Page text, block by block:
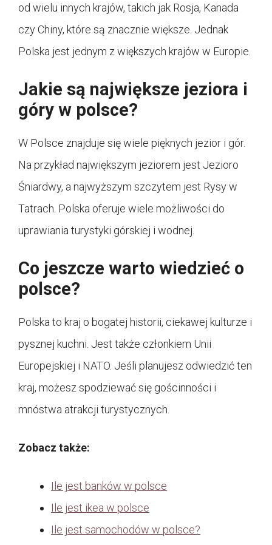
od wielu innych krajów, takich jak Rosja, Kanada
czy Chiny, które są znacznie większe. Jednak
Polska jest jednym z większych krajów w Europie.
Jakie są największe jeziora i
góry w polsce?
W Polsce znajduje się wiele pięknych jezior i gór.
Na przykład największym jeziorem jest Jezioro
Śniardwy, a najwyższym szczytem jest Rysy w
Tatrach. Polska oferuje wiele możliwości do
uprawiania turystyki górskiej i wodnej.
Co jeszcze warto wiedzieć o
polsce?
Polska to kraj o bogatej historii, ciekawej kulturze i
pysznej kuchni. Jest także członkiem Unii
Europejskiej i NATO. Jeśli planujesz odwiedzić ten
kraj, możesz spodziewać się gościnności i
mnóstwa atrakcji turystycznych.
Zobacz także:
Ile jest banków w polsce
Ile jest ikea w polsce
Ile jest samochodów w polsce?